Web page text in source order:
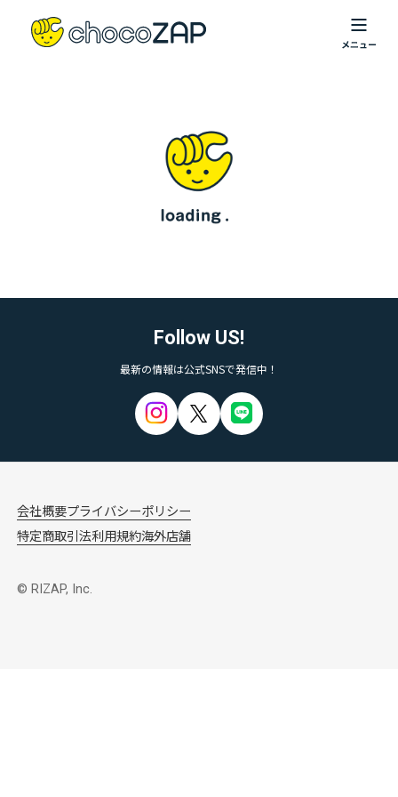
Follow US!
最新の情報は公式SNSで発信中！
会社概要プライバシーポリシー
特定商取引法利用規約海外店舗
© RIZAP, Inc.